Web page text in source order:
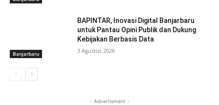
Banjarbaru
BAPINTAR, Inovasi Digital Banjarbaru
untuk Pantau Opini Publik dan Dukung
Kebijakan Berbasis Data
3 Agustus 2026
- Advertisment -